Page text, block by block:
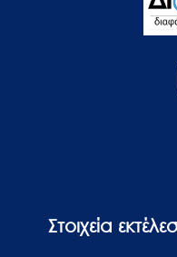
Στοιχεία